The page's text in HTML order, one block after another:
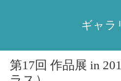
ギャラ
第17回 作品展 in